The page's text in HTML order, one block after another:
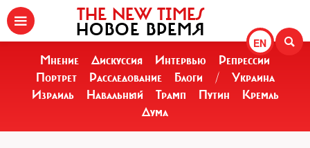
EN
THE NEW TIMES
НОВОЕ ВРЕМЯ
Мнение Дискуссия Интервью
Репрессии
Портрет
Расследование Блоги /
Украина
Израиль
Навальный Трамп Путин
Кремль
Дума